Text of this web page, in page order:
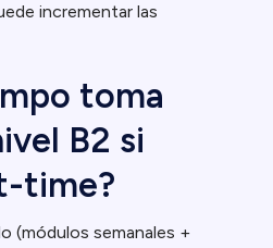
incrementar las
toma
B2 si
time?
(módulos semanales +